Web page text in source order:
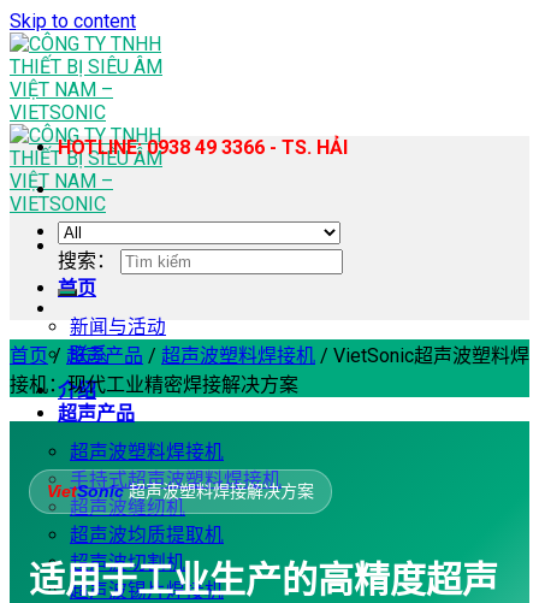
Skip to content
首页
新闻与活动
联系
介绍
超声产品
超声波塑料焊接机
手持式超声波塑料焊接机
超声波缝纫机
超声波均质提取机
超声波切割机
超声波锡片焊接机
HOTLINE: 0938 49 3366 - TS. HẢI
搜索：
首页 / 超声产品 / 超声波塑料焊接机 / VietSonic超声波塑料焊
接机：现代工业精密焊接解决方案
VietSonic超声波塑料焊接解决方案
适用于工业生产的高精度超声